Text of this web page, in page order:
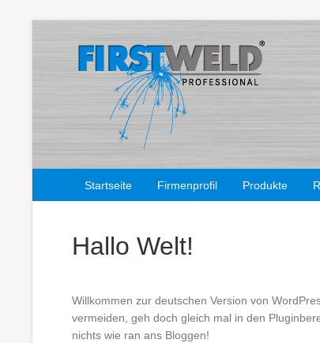
Startseite Firmenprofil Produkte
Hallo Welt!
Willkommen zur deutschen Version von
vermeiden, geh doch gleich mal in den
nichts wie ran ans Bloggen!